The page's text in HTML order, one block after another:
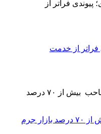
از خدمت
از بحران نقدینگی تا تصاحب بیش از ۷۰ درصد بازار جرم